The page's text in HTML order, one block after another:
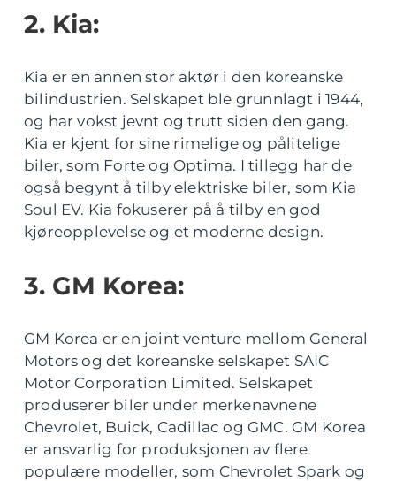
2. Kia:
Kia er en annen stor aktør i den koreanske
bilindustrien. Selskapet ble grunnlagt i 1944,
og har vokst jevnt og trutt siden den gang.
Kia er kjent for sine rimelige og pålitelige
biler, som Forte og Optima. I tillegg har de
også begynt å tilby elektriske biler, som Kia
Soul EV. Kia fokuserer på å tilby en god
kjøreopplevelse og et moderne design.
3. GM Korea:
GM Korea er en joint venture mellom General
Motors og det koreanske selskapet SAIC
Motor Corporation Limited. Selskapet
produserer biler under merkenavnene
Chevrolet, Buick, Cadillac og GMC. GM Korea
er ansvarlig for produksjonen av flere
populære modeller, som Chevrolet Spark og